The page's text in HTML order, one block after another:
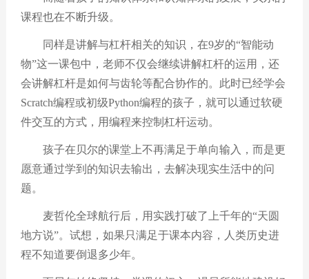
课程也在不断升级。
同样是讲解与杠杆相关的知识，在9岁的“智能动
物”这一课包中，老师不仅会继续讲解杠杆的运用，还
会讲解杠杆是如何与齿轮等配合协作的。此时已经学会
Scratch编程或初级Python编程的孩子，就可以通过软硬
件交互的方式，用编程来控制杠杆运动。
孩子在贝尔的课堂上不再满足于单向输入，而是更
愿意通过学到的知识去输出，去解决现实生活中的问
题。
麦哲伦全球航行后，用实践打破了上千年的“天圆
地方说”。试想，如果只满足于课本内容，人类历史进
程不知道要倒退多少年。